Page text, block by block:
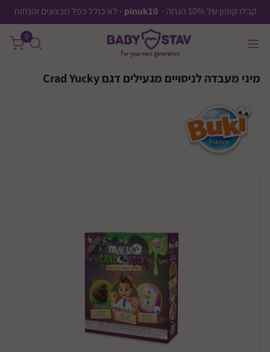
קבלו קופון של 10% הנחה - pinuk10 - לא כולל כפל מבצעים והנחות
0
מיני מעבדה לניסויים מגעילים דגם Crad Yucky